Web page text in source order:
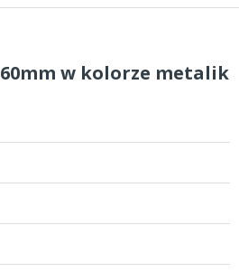
w kolorze metalik